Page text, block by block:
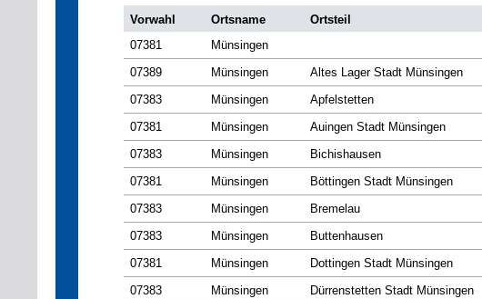
Vorwahl Ortsname Ortsteil
07381
Münsingen
07389
Münsingen Altes Lager Stadt Münsingen
07383
Münsingen Apfelstetten
07381
Münsingen Auingen Stadt Münsingen
07383
Münsingen Bichishausen
07381
Münsingen Böttingen Stadt Münsingen
07383
Münsingen Bremelau
07383
Münsingen Buttenhausen
07381
Münsingen Dottingen Stadt Münsingen
07383
Münsingen Dürrenstetten Stadt Münsingen